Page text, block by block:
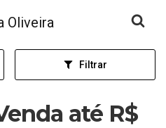
inicial
Filtrar
até R$